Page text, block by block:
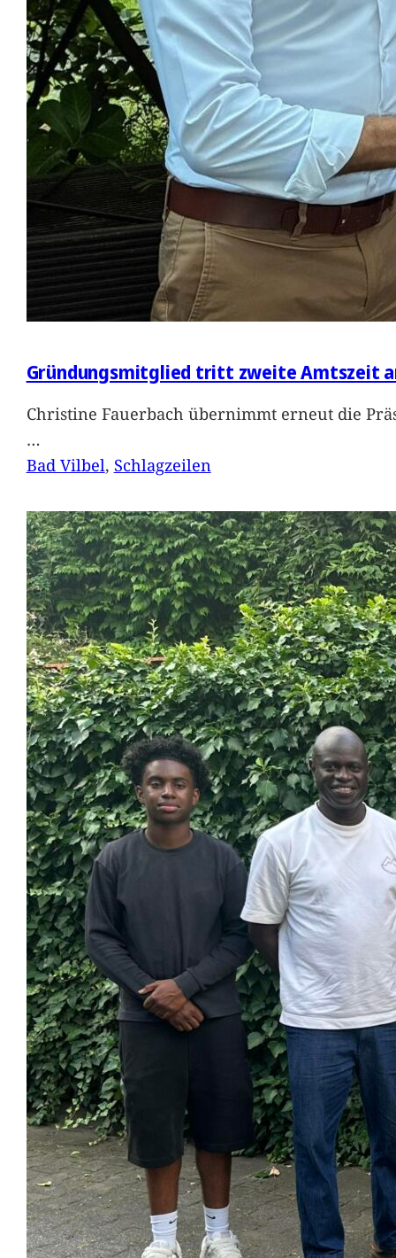
Gründungsmitglied tritt zweite Amtszeit
Christine Fauerbach übernimmt erneut die
…
Bad Vilbel, Schlagzeilen